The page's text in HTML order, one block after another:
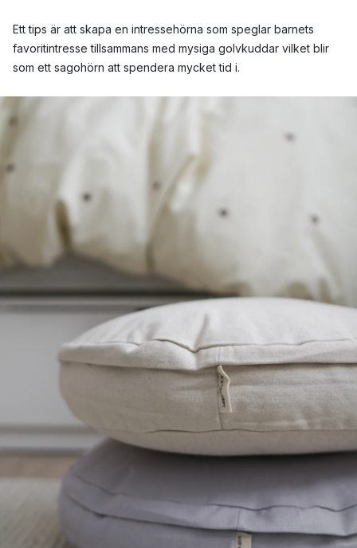
Ett tips är att skapa en intressehörna som speglar barnets
favoritintresse tillsammans med mysiga golvkuddar vilket blir
som ett sagohörn att spendera mycket tid i.